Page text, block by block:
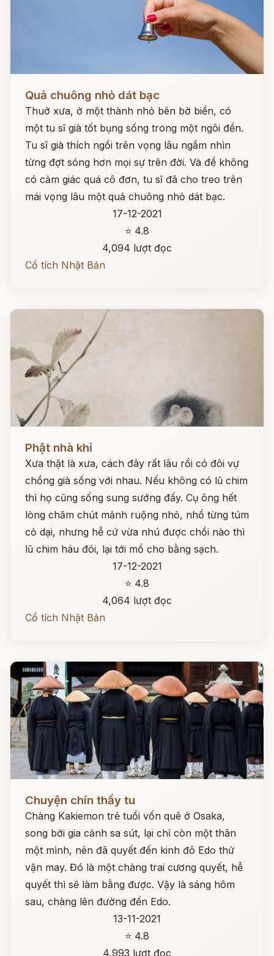
Quả chuông nhỏ dát bạc
Thuở xưa, ở một thành nhỏ bên bờ biển, có
một tu sĩ già tốt bụng sống trong một ngôi đền.
Tu sĩ già thích ngồi trên vọng lâu ngắm nhìn
từng đợt sóng hơn mọi sự trên đời. Và để không
có cảm giác quá cô đơn, tu sĩ đã cho treo trên
mái vọng lâu một quả chuông nhỏ dát bạc.
17-12-2021
⭐ 4.8
4,094 lượt đọc
Cổ tích Nhật Bản
Phật nhà khỉ
Xưa thật là xưa, cách đây rất lâu rồi có đôi vự
chồng già sống với nhau. Nếu không có lũ chim
thì họ cũng sống sung sướng đấy. Cụ ông hết
lòng chăm chút mảnh ruộng nhỏ, nhổ từng túm
cỏ dại, nhưng hễ cứ vừa nhú được chồi nào thì
lũ chim háu đói, lại tới mổ cho bằng sạch.
17-12-2021
⭐ 4.8
4,064 lượt đọc
Cổ tích Nhật Bản
Chuyện chín thầy tu
Chàng Kakiemon trẻ tuổi vốn quê ở Osaka,
song bởi gia cảnh sa sút, lại chỉ còn một thân
một mình, nên đã quyết đến kinh đô Edo thử
vận may. Đó là một chàng trai cương quyết, hễ
quyết thì sẽ làm bằng được. Vậy là sáng hôm
sau, chàng lên đường đến Edo.
13-11-2021
⭐ 4.8
4,993 lượt đọc